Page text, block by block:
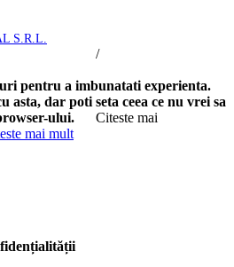
S.R.L.
/
uri pentru a imbunatati experienta.
asta, dar poti seta ceea ce nu vrei sa
ului.
Citeste mai
mai mult